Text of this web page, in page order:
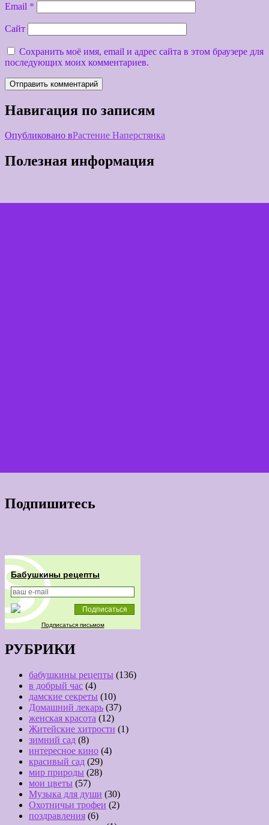
Email *
Сайт
Сохранить моё имя, email и адрес сайта в этом браузере для
последующих моих комментариев.
Навигация по записям
Опубликовано вРастение Наперстянка
Полезная информация
Подпишитесь
Бабушкины рецепты
Подписаться письмом
РУБРИКИ
бабушкины рецепты (136)
в добрый час (4)
дамские секреты (10)
Домашний лекарь (37)
женская красота (12)
Житейские хитрости (1)
зимний сад (8)
интересное кино (4)
красивый сад (29)
мир природы (28)
мои цветы (57)
Музыка для души (30)
Охотничьи трофеи (2)
поздравления (6)